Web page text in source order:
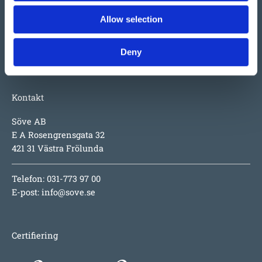
Allow selection
Deny
på produkterna i sig; underhållsfritt, lång garanti,
inspirerande utmaningar för barnen, hög säkerhet och
numera även design i toppklass.
Kontakt
Söve AB
E A Rosengrensgata 32
421 31 Västra Frölunda
Telefon: 031-773 97 00
E-post: info@sove.se
Certifiering